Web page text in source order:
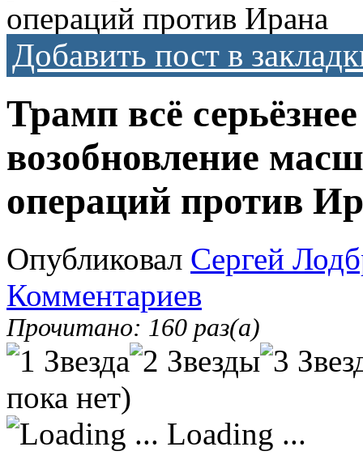
операций против Ирана
Добавить пост в
Трамп всё
возобновление
операций против
Опубликовал Сергей
Комментариев
Прочитано: 160 раз(а)
пока нет)
Loading ...